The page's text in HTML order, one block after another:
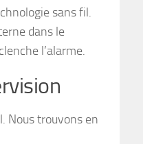
sans fil.
dans le
l’alarme.
Nous trouvons en